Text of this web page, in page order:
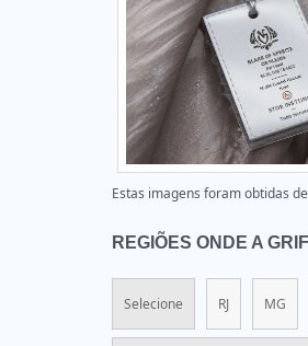
Estas imagens foram obtidas
REGIÕES ONDE A
Selecione RJ MG